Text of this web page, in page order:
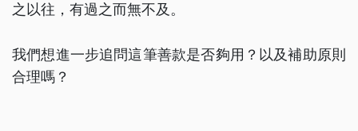
之以往，有過之而無不及。
我們想進一步追問這筆善款是否夠用？以及補助原則
合理嗎？